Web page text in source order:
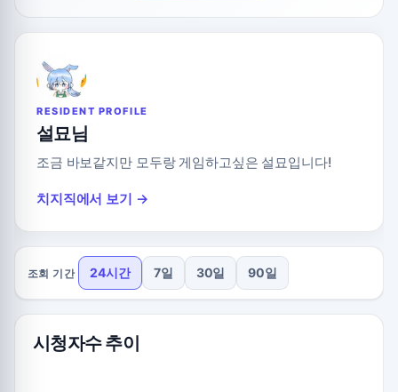
RESIDENT PROFILE
설묘님
조금 바보같지만 모두랑 게임하고싶은 설묘입니다!
치지직에서 보기 →
조회 기간 24시간 7일 30일 90일
시청자수 추이